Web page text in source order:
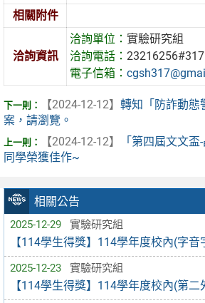
相關公告
2025-12-29 實驗研究組
【114學生得獎】114學年度校內(字
2025-12-23 實驗研究組
【114學生得獎】114學年度校內(第
相關附件
洽詢資訊
洽詢單位：實驗研究組
洽詢電話：23216256#317
電子信箱：
【2024-12-12】 轉知「防詐動態
案，請瀏覽。
【2024-12-12】
「第四屆文文盃
同學榮獲佳作~